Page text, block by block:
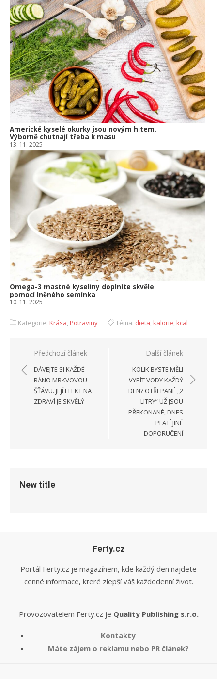
Americké kyselé okurky jsou novým hitem.
Výborně chutnají třeba k masu
13. 11. 2025
Omega-3 mastné kyseliny doplníte skvěle
pomocí lněného semínka
10. 11. 2025
Kategorie: Krása,Potraviny Téma: dieta,kalorie,kcal
Navigace
pro
příspěvek
Předchozí článek
DÁVEJTE SI KAŽDÉ
RÁNO MRKVOVOU
ŠŤÁVU. JEJÍ EFEKT NA
ZDRAVÍ JE SKVĚLÝ
Další článek
KOLIK BYSTE MĚLI
VYPÍT VODY KAŽDÝ
DEN? OTŘEPANÉ „2
LITRY” UŽ JSOU
PŘEKONANÉ, DNES
PLATÍ JINÉ
DOPORUČENÍ
New title
Ferty.cz
Portál Ferty.cz je magazínem, kde každý den najdete
cenné informace, které zlepší váš každodenní život.
Provozovatelem Ferty.cz je Quality Publishing s.r.o.
Kontakty
Máte zájem o reklamu nebo PR článek?